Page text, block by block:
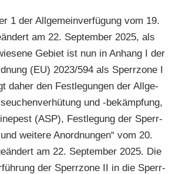
1 der All­ge­mein­ver­fü­gung vom 19.
am 22. Sep­tem­ber 2025, als
Ge­biet ist nun in An­hang I der
(EU) 2023/594 als Sperr­zo­ne I
daher den Fest­le­gun­gen der All­ge­
und -​bekämpfung,
(ASP), Fest­le­gung der Sperr­
wei­te­re An­ord­nun­gen“ vom 20.
am 22. Sep­tem­ber 2025. Die
der Sperr­zo­ne II in die Sperr­